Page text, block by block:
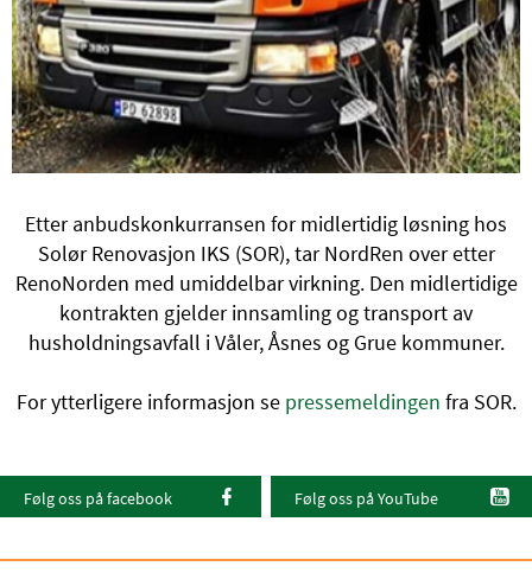
Etter anbudskonkurransen for midlertidig løsning hos
Solør Renovasjon IKS (SOR), tar NordRen over etter
RenoNorden med umiddelbar virkning. Den midlertidige
kontrakten gjelder innsamling og transport av
husholdningsavfall i Våler, Åsnes og Grue kommuner.
For ytterligere informasjon se pressemeldingen fra SOR.
Følg oss på facebook Følg oss på YouTube